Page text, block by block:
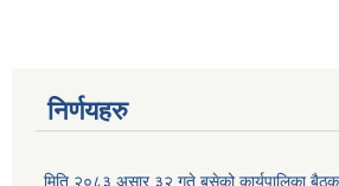
निर्णयहरु
मिति २०८३ असार ३२ गते बसेको कार्यपालिका